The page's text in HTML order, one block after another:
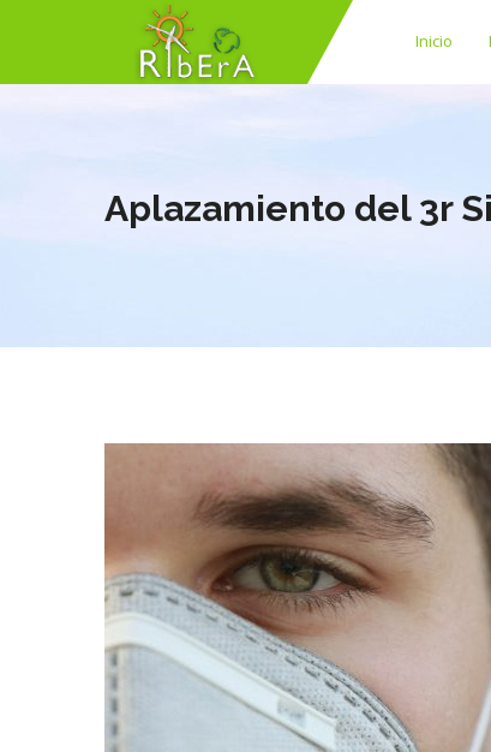
Inicio
Aplazamiento del 3r